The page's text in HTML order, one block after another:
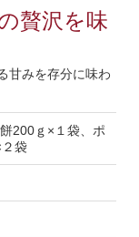
贅沢を味
甘みを存分に味わ
200ｇ×１袋、ポ
袋